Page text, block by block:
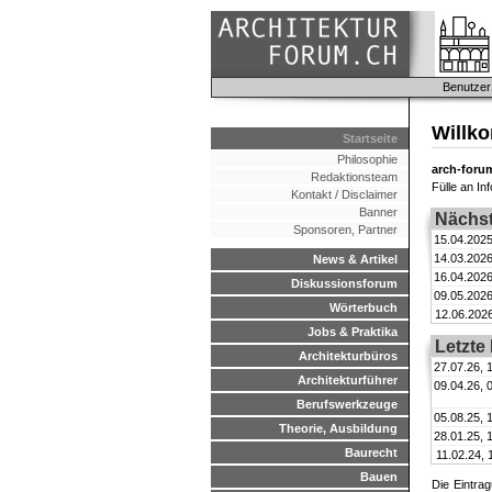
Startseite
Philosophie
Redaktionsteam
Kontakt / Disclaimer
Banner
Sponsoren, Partner
News & Artikel
Diskussionsforum
Wörterbuch
Jobs & Praktika
Architekturbüros
Architekturführer
Berufswerkzeuge
Theorie, Ausbildung
Baurecht
Bauen
arch-
Fülle an
27.07.26,
09.04.26,
05.08.25,
28.01.25,
11.02.24,
Die